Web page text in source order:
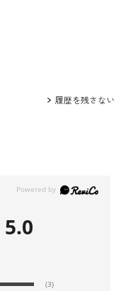
履歴を残さない
5.0
(3)